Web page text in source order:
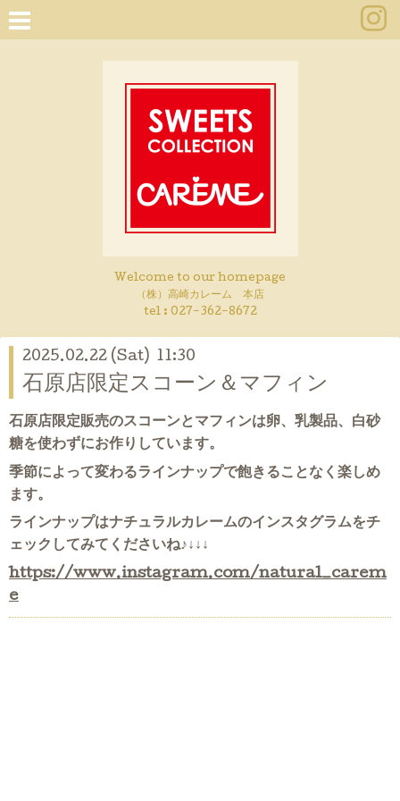
Welcome to our homepage
（株）高崎カレーム 本店
tel : 027-362-8672
2025.02.22 (Sat) 11:30
石原店限定スコーン＆マフィン
石原店限定販売のスコーンとマフィンは卵、乳製品、白砂
糖を使わずにお作りしています。
季節によって変わるラインナップで飽きることなく楽しめ
ます。
ラインナップはナチュラルカレームのインスタグラムをチ
ェックしてみてくださいね♪↓↓↓
https://www.instagram.com/natural_carem
e